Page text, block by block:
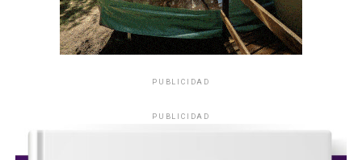
PUBLICIDAD
PUBLICIDAD